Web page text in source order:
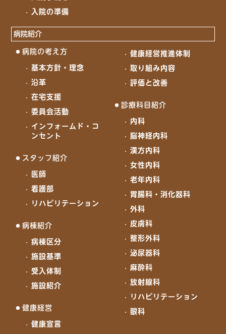
入院の準備
病院紹介
病院の考え方
基本方針・理念
沿革
在宅支援
委員会活動
インフォームド・コ
ンセント
スタッフ紹介
医師
看護部
リハビリテーション
病棟紹介
病棟区分
施設基準
受入体制
施設紹介
健康経営
健康宣言
健康経営推進体制
取り組み内容
評価と改善
診療科目紹介
内科
脳神経内科
漢方内科
女性内科
老年内科
胃腸科・消化器科
外科
皮膚科
整形外科
泌尿器科
麻酔科
放射線科
リハビリテーション
眼科